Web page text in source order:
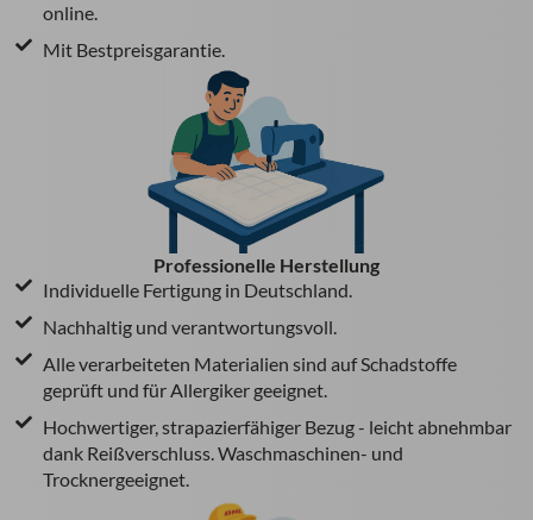
online.
Mit Bestpreisgarantie.
Professionelle Herstellung
Individuelle Fertigung in Deutschland.
Nachhaltig und verantwortungsvoll.
Alle verarbeiteten Materialien sind auf Schadstoffe
geprüft und für Allergiker geeignet.
Hochwertiger, strapazierfähiger Bezug - leicht abnehmbar
dank Reißverschluss. Waschmaschinen- und
Trocknergeeignet.